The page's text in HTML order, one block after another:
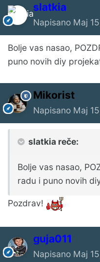
slatkia
Napisano Maj
Bolje vas nasao,
puno novih diy
Mikorist
Napisano Maj
slatkia reče:
Bolje vas nasao,
radu i puno novih
Pozdrav!
guja011
Napisano Maj